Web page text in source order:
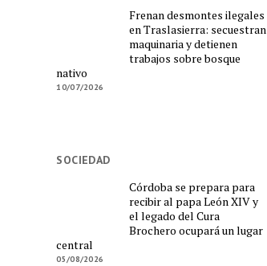
Frenan desmontes ilegales
en Traslasierra: secuestran
maquinaria y detienen
trabajos sobre bosque
nativo
10/07/2026
SOCIEDAD
Córdoba se prepara para
recibir al papa León XIV y
el legado del Cura
Brochero ocupará un lugar
central
05/08/2026